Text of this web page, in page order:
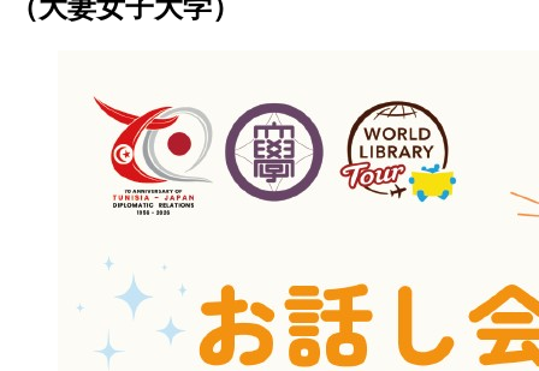
（大妻女子大学）